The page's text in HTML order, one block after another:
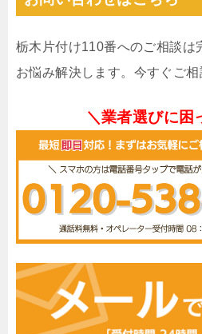
栃木片付け110番へのご相談は
お悩み解決します。今すぐご相
＼業者選びに